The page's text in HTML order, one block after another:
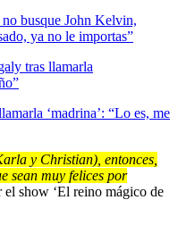
busque John Kelvin,
ya no le importas”
‘madrina’: “Lo es, me
y Christian), entonces,
sean muy felices por
show ‘El reino mágico de